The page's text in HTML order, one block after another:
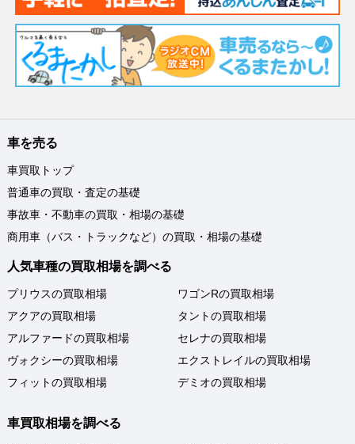
車を売る
車買取トップ
普通車の買取・査定の基礎
事故車・不動車の買取・相場の基礎
商用車（バス・トラックなど）の買取・相場の基礎
人気車種の買取相場を調べる
プリウスの買取相場
アクアの買取相場
アルファードの買取相場
ヴォクシーの買取相場
フィットの買取相場
ワゴンRの買取相場
タントの買取相場
セレナの買取相場
エクストレイルの買取相場
デミオの買取相場
車買取相場を調べる